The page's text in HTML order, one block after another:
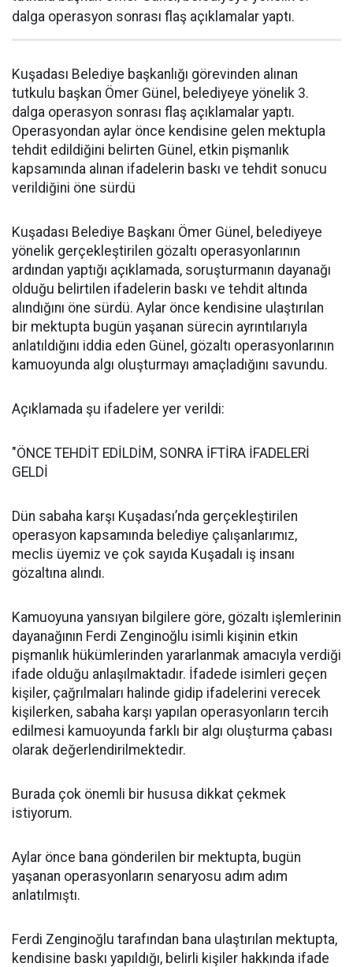
dalga operasyon sonrası flaş açıklamalar yaptı.
Kuşadası Belediye başkanlığı görevinden alınan
tutkulu başkan Ömer Günel, belediyeye yönelik 3.
dalga operasyon sonrası flaş açıklamalar yaptı.
Operasyondan aylar önce kendisine gelen mektupla
tehdit edildiğini belirten Günel, etkin pişmanlık
kapsamında alınan ifadelerin baskı ve tehdit sonucu
verildiğini öne sürdü
Kuşadası Belediye Başkanı Ömer Günel, belediyeye
yönelik gerçekleştirilen gözaltı operasyonlarının
ardından yaptığı açıklamada, soruşturmanın dayanağı
olduğu belirtilen ifadelerin baskı ve tehdit altında
alındığını öne sürdü. Aylar önce kendisine ulaştırılan
bir mektupta bugün yaşanan sürecin ayrıntılarıyla
anlatıldığını iddia eden Günel, gözaltı operasyonlarının
kamuoyunda algı oluşturmayı amaçladığını savundu.
Açıklamada şu ifadelere yer verildi:
"ÖNCE TEHDİT EDİLDİM, SONRA İFTİRA İFADELERİ
GELDİ
Dün sabaha karşı Kuşadası’nda gerçekleştirilen
operasyon kapsamında belediye çalışanlarımız,
meclis üyemiz ve çok sayıda Kuşadalı iş insanı
gözaltına alındı.
Kamuoyuna yansıyan bilgilere göre, gözaltı işlemlerinin
dayanağının Ferdi Zenginoğlu isimli kişinin etkin
pişmanlık hükümlerinden yararlanmak amacıyla verdiği
ifade olduğu anlaşılmaktadır. İfadede isimleri geçen
kişiler, çağrılmaları halinde gidip ifadelerini verecek
kişilerken, sabaha karşı yapılan operasyonların tercih
edilmesi kamuoyunda farklı bir algı oluşturma çabası
olarak değerlendirilmektedir.
Burada çok önemli bir hususa dikkat çekmek
istiyorum.
Aylar önce bana gönderilen bir mektupta, bugün
yaşanan operasyonların senaryosu adım adım
anlatılmıştı.
Ferdi Zenginoğlu tarafından bana ulaştırılan mektupta,
kendisine baskı yapıldığı, belirli kişiler hakkında ifade